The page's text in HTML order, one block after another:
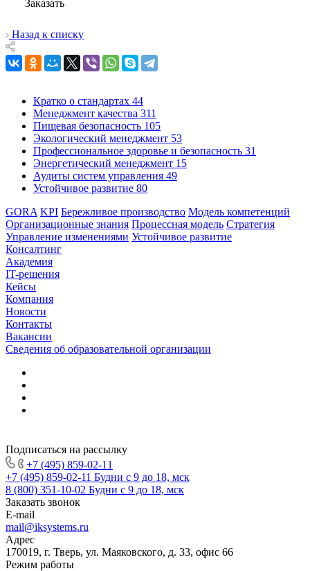
Заказать
Назад к списку
Кратко о стандартах 44
Менеджмент качества 311
Пищевая безопасность 105
Экологический менеджмент 53
Профессиональное здоровье и безопасность 31
Энергетический менеджмент 15
Аудиты систем управления 49
Устойчивое развитие 80
GORA KPI Бережливое производство Модель компетенций
Организационные знания Процессная модель Стратегия
Управление изменениями Устойчивое развитие
Консалтинг
Академия
IT-решения
Кейсы
Компания
Новости
Контакты
Вакансии
Сведения об образовательной организации
Подписаться на рассылку
+7 (495) 859-02-11
+7 (495) 859-02-11 Будни с 9 до 18, мск
8 (800) 351-10-02 Будни с 9 до 18, мск
Заказать звонок
E-mail
mail@iksystems.ru
Адрес
170019, г. Тверь, ул. Маяковского, д. 33, офис 66
Режим работы